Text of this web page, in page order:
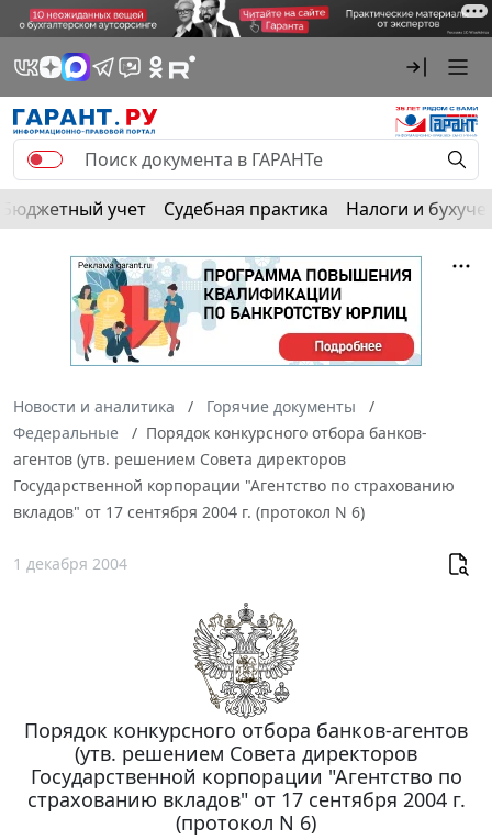
Бюджетный учет Судебная практика Налоги и
Новости и аналитика
Горячие документы
Федеральные
Порядок конкурсного отбора банков-
агентов (утв. решением Совета директоров
Государственной корпорации "Агентство по страхованию
вкладов" от 17 сентября 2004 г. (протокол N 6)
1 декабря 2004
Порядок конкурсного отбора банков-агентов
(утв. решением Совета директоров
Государственной корпорации "Агентство по
страхованию вкладов" от 17 сентября 2004 г.
(протокол N 6)